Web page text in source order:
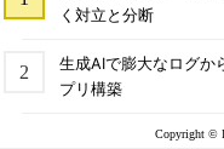
く対立と分断
生成AIで膨大なログ
プリ構築
Copyright ©